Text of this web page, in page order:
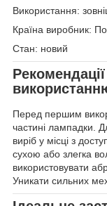
Використання:
Країна виробник:
Стан: новий
Перед першим
частині лампадки.
виріб у місці з
сухою або злегка
використовувати
Уникати сильних